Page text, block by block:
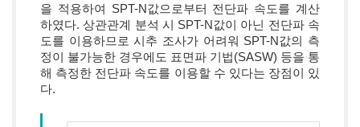
을 적용하여 SPT-N값으로부터 전단파 속도를 계산
하였다. 상관관계 분석 시 SPT-N값이 아닌 전단파 속
도를 이용하므로 시추 조사가 어려워 SPT-N값의 측
정이 불가능한 경우에도 표면파 기법(SASW) 등을 통
해 측정한 전단파 속도를 이용할 수 있다는 장점이 있
다.